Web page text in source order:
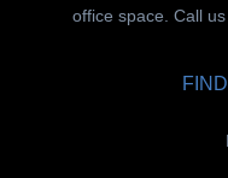
office space. Call